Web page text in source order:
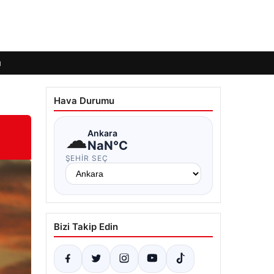
Hava Durumu
☁Ankara
NaN°C
ŞEHIR SEÇ
Bizi Takip Edin